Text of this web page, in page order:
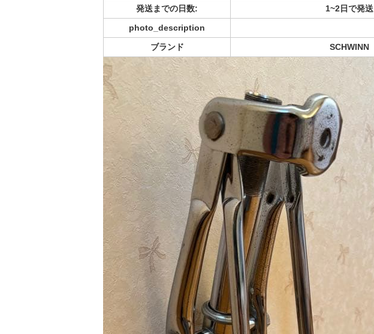
発送までの日数:
1~2日で発送
photo_description
ブランド
SCHWINN